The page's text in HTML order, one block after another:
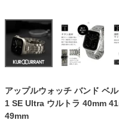
アップルウォッチ バンド ベ
1 SE Ultra ウルトラ 40mm
49mm